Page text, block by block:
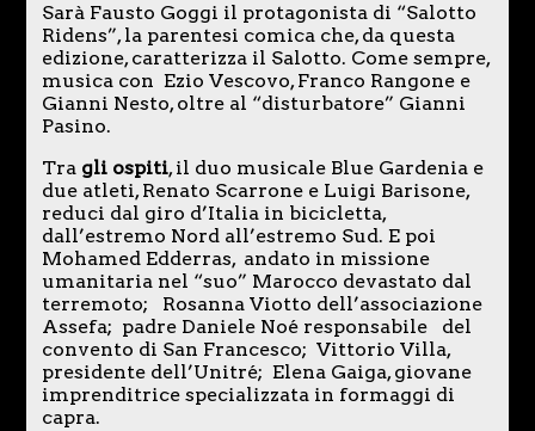
Sarà Fausto Goggi il protagonista di “Salotto
Ridens”, la parentesi comica che, da questa
edizione, caratterizza il Salotto. Come sempre,
musica con Ezio Vescovo, Franco Rangone e
Gianni Nesto, oltre al “disturbatore” Gianni
Pasino.
Tra gli ospiti, il duo musicale Blue Gardenia e
due atleti, Renato Scarrone e Luigi Barisone,
reduci dal giro d’Italia in bicicletta,
dall’estremo Nord all’estremo Sud. E poi
Mohamed Edderras, andato in missione
umanitaria nel “suo” Marocco devastato dal
terremoto; Rosanna Viotto dell’associazione
Assefa; padre Daniele Noé responsabile del
convento di San Francesco; Vittorio Villa,
presidente dell’Unitré; Elena Gaiga, giovane
imprenditrice specializzata in formaggi di
capra.